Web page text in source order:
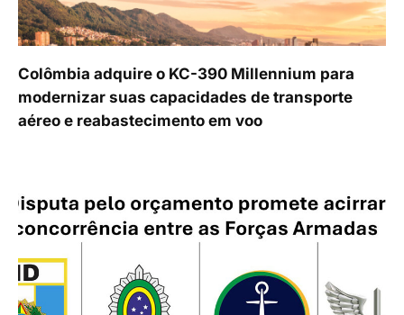
Colômbia adquire o KC-390 Millennium para
modernizar suas capacidades de transporte
aéreo e reabastecimento em voo